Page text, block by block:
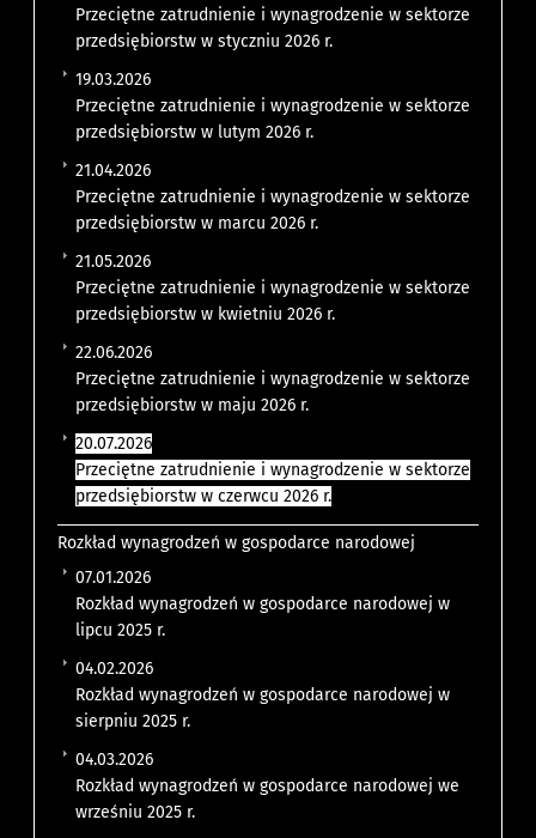
Przeciętne zatrudnienie i wynagrodzenie w sektorze
przedsiębiorstw w styczniu 2026 r.
19.03.2026
Przeciętne zatrudnienie i wynagrodzenie w sektorze
przedsiębiorstw w lutym 2026 r.
21.04.2026
Przeciętne zatrudnienie i wynagrodzenie w sektorze
przedsiębiorstw w marcu 2026 r.
21.05.2026
Przeciętne zatrudnienie i wynagrodzenie w sektorze
przedsiębiorstw w kwietniu 2026 r.
22.06.2026
Przeciętne zatrudnienie i wynagrodzenie w sektorze
przedsiębiorstw w maju 2026 r.
20.07.2026
Przeciętne zatrudnienie i wynagrodzenie w sektorze
przedsiębiorstw w czerwcu 2026 r.
Rozkład wynagrodzeń w gospodarce narodowej
07.01.2026
Rozkład wynagrodzeń w gospodarce narodowej w
lipcu 2025 r.
04.02.2026
Rozkład wynagrodzeń w gospodarce narodowej w
sierpniu 2025 r.
04.03.2026
Rozkład wynagrodzeń w gospodarce narodowej we
wrześniu 2025 r.